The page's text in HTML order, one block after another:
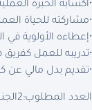
•اكسابه الخبرة
•مشاركته للحياة
•إعطاءه الأولوية
•تدريبه للعمل
•تقديم بدل مالي عن
العدد المطلوب:2